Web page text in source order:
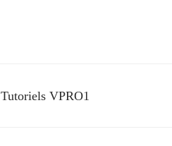
Tutoriels VPRO1